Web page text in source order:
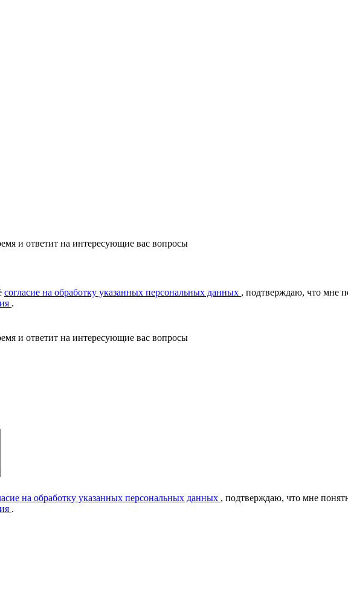
и ответит на интересующие вас вопросы
согласие на обработку указанных персональных данных , подтверждаю, что мне
.
и ответит на интересующие вас вопросы
на обработку указанных персональных данных , подтверждаю, что мне
.